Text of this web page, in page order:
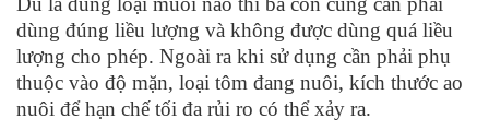
dùng đúng liều lượng và không được dùng quá liều
lượng cho phép. Ngoài ra khi sử dụng cần phải phụ
thuộc vào độ mặn, loại tôm đang nuôi, kích thước ao
nuôi để hạn chế tối đa rủi ro có thể xảy ra.